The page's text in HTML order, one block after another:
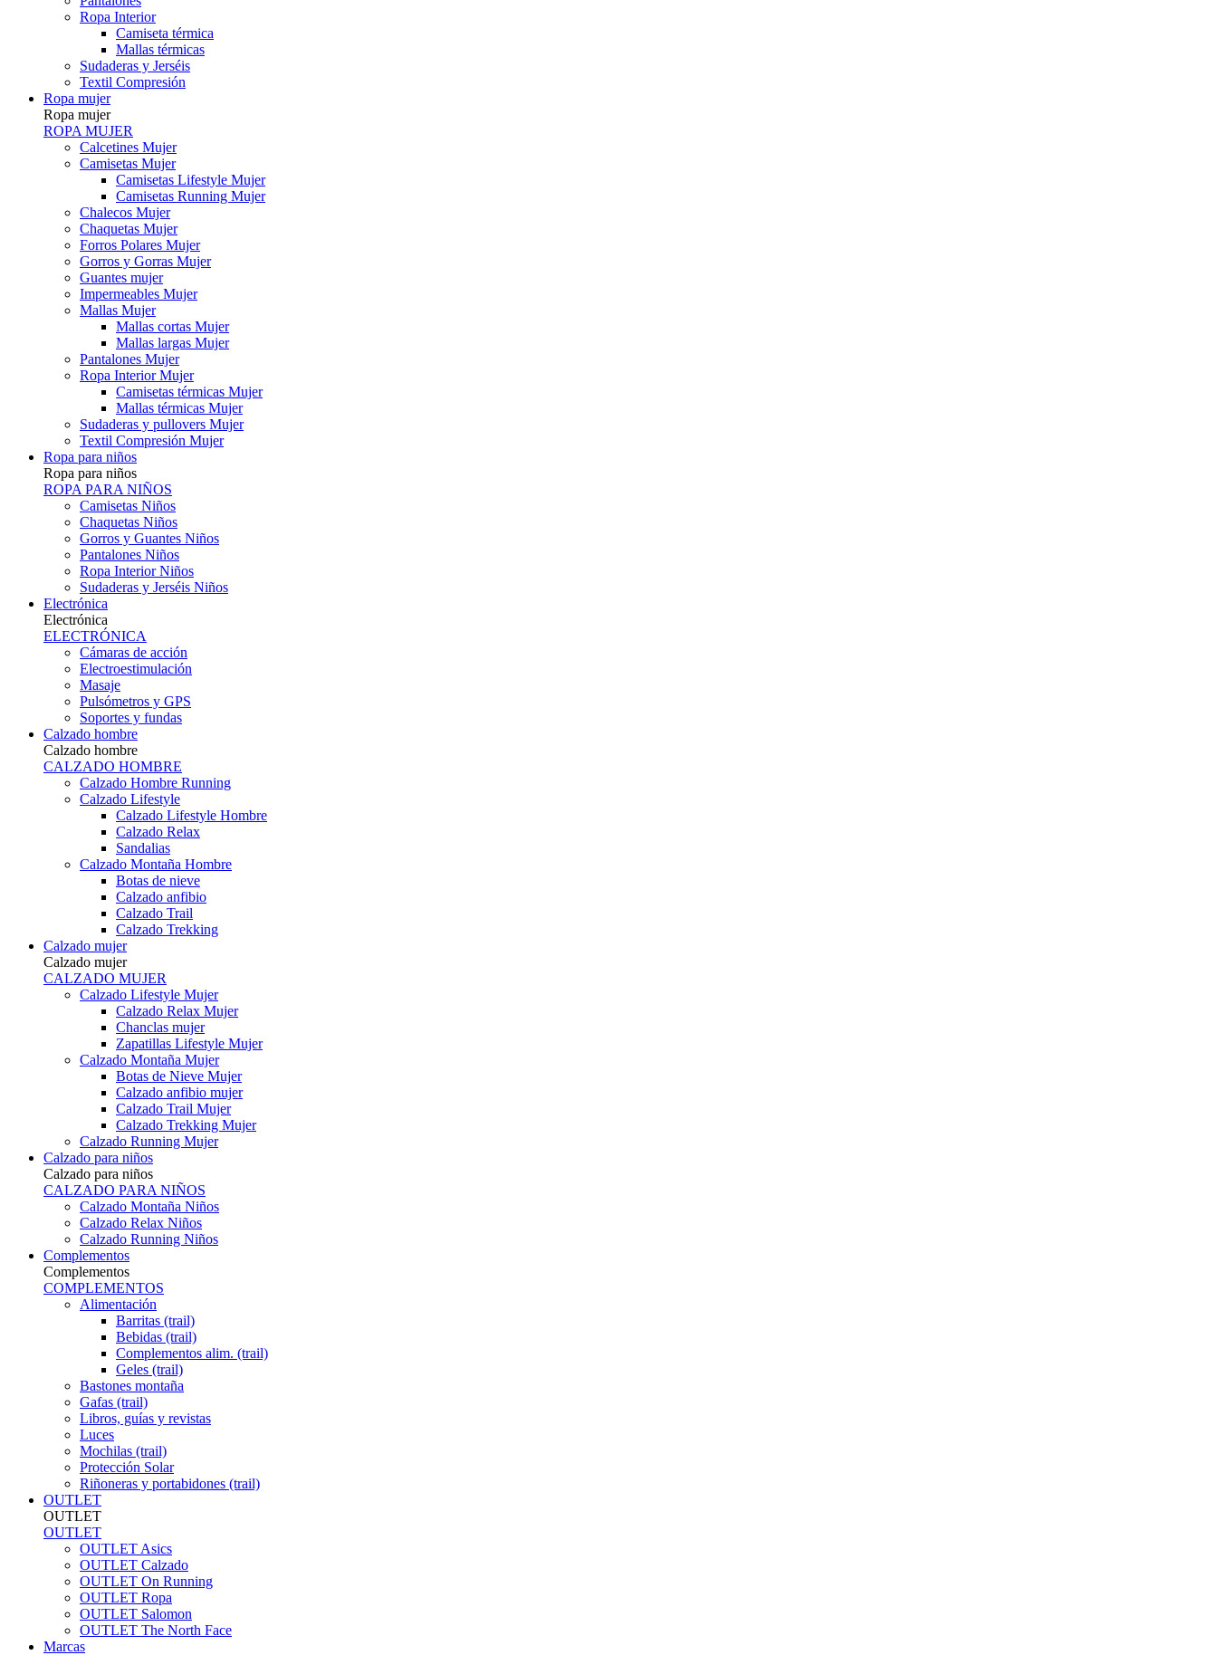
Ropa Interior
Camiseta térmica
Mallas térmicas
Sudaderas y Jerséis
Textil Compresión
Ropa mujer
Ropa mujer
ROPA MUJER
Calcetines Mujer
Camisetas Mujer
Camisetas Lifestyle Mujer
Camisetas Running Mujer
Chalecos Mujer
Chaquetas Mujer
Forros Polares Mujer
Gorros y Gorras Mujer
Guantes mujer
Impermeables Mujer
Mallas Mujer
Mallas cortas Mujer
Mallas largas Mujer
Pantalones Mujer
Ropa Interior Mujer
Camisetas térmicas Mujer
Mallas térmicas Mujer
Sudaderas y pullovers Mujer
Textil Compresión Mujer
Ropa para niños
Ropa para niños
ROPA PARA NIÑOS
Camisetas Niños
Chaquetas Niños
Gorros y Guantes Niños
Pantalones Niños
Ropa Interior Niños
Sudaderas y Jerséis Niños
Electrónica
Electrónica
ELECTRÓNICA
Cámaras de acción
Electroestimulación
Masaje
Pulsómetros y GPS
Soportes y fundas
Calzado hombre
Calzado hombre
CALZADO HOMBRE
Calzado Hombre Running
Calzado Lifestyle
Calzado Lifestyle Hombre
Calzado Relax
Sandalias
Calzado Montaña Hombre
Botas de nieve
Calzado anfibio
Calzado Trail
Calzado Trekking
Calzado mujer
Calzado mujer
CALZADO MUJER
Calzado Lifestyle Mujer
Calzado Relax Mujer
Chanclas mujer
Zapatillas Lifestyle Mujer
Calzado Montaña Mujer
Botas de Nieve Mujer
Calzado anfibio mujer
Calzado Trail Mujer
Calzado Trekking Mujer
Calzado Running Mujer
Calzado para niños
Calzado para niños
CALZADO PARA NIÑOS
Calzado Montaña Niños
Calzado Relax Niños
Calzado Running Niños
Complementos
Complementos
COMPLEMENTOS
Alimentación
Barritas (trail)
Bebidas (trail)
Complementos alim. (trail)
Geles (trail)
Bastones montaña
Gafas (trail)
Libros, guías y revistas
Luces
Mochilas (trail)
Protección Solar
Riñoneras y portabidones (trail)
OUTLET
OUTLET
OUTLET
OUTLET Asics
OUTLET Calzado
OUTLET On Running
OUTLET Ropa
OUTLET Salomon
OUTLET The North Face
Marcas